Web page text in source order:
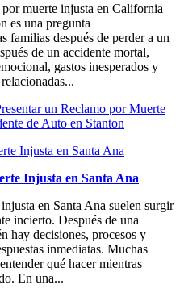
muerte injusta en California
es una pregunta
familias después de perder a un
de un accidente mortal,
gastos inesperados y
un Reclamo por Muerte
de Auto en Stanton
Injusta en Santa Ana
en Santa Ana suelen surgir
incierto. Después de una
hay decisiones, procesos y
inmediatas. Muchas
qué hacer mientras
En una...